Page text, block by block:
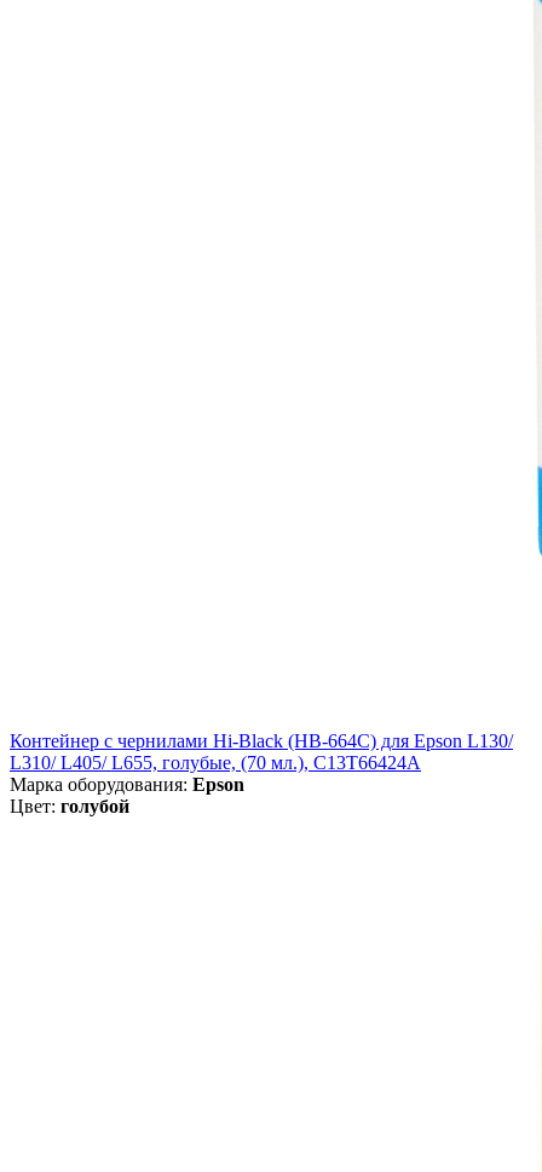
Контейнер с чернилами Hi-Black (HB-664С) для Epson L130/
L310/ L405/ L655, голубые, (70 мл.), C13T66424A
Марка оборудования: Epson
Цвет: голубой